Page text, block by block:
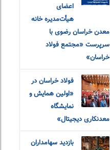
اعضای
هیأت‌مدیره خانه
معدن خراسان رضوی با
سرپرست «مجتمع فولاد
خراسان»
فولاد خراسان در
«اولین همایش و
نمایشگاه
معدنکاری دیجیتال»
بازدید سهامداران